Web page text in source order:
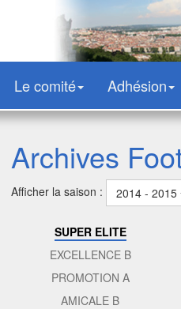
Le comité Adhésion
Archives
Afficher la saison : 2014 - 2015
SUPER ELITE
EXCELLENCE B
PROMOTION A
AMICALE B